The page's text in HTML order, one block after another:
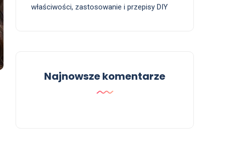
właściwości, zastosowanie i przepisy DIY
Najnowsze komentarze